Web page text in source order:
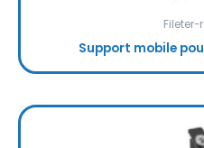
Fileter-
Support mobile